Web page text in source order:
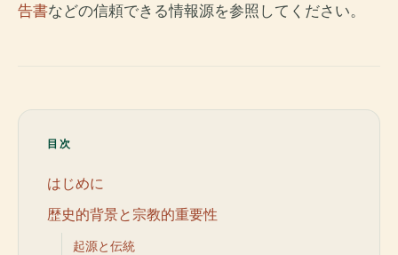
告書などの信頼できる情報源を参照してください。
目次
はじめに
歴史的背景と宗教的重要性
起源と伝統